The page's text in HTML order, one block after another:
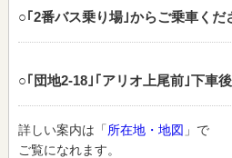
○｢2番バス乗り場｣からご乗車くだ
○｢団地2‐18｣｢アリオ上尾前｣下車
詳しい案内は「所在地・地図 」で
ご覧になれます。